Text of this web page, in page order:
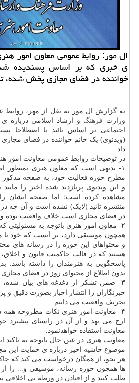
ال مور: روابط عمومی معاون امور
ی خبری که بر اساس پسندیده
خواننده در فضای مجازی پخش شده،
به گزارش ال مور به نقل از مهر، روابط
وزارت فرهنگ و ارشاد اسلامی درباره
اجتماعی بر اساس تائید یا اصطلاحا
(ویدئوی) یک خانم خواننده در فضای
داد.
در توضیحات روابط عمومی معاونت امور
۱- بدیهی است که معاون هنری بمنظور
مطرح حوزه فعالیت خود، به صفحه
و این ویدیوی پربازدید شده اخیر را مانند
مشاهده کرده است؛ اما صفحه ایشان را
منتشره تائید (لایک) نشده است و آن چه در
در فضای مجازی است خلاف واقعیت بوده
۲- معاون امور هنری باتوجه به مسئولیتی
همچون موسیقی دارد، بر آنست که خود یا
و محتواهای این حوزه را در رسانه های
هستند که در قالب حاکمیت قانون و اخلاق،
پاسخگویی به هنرمندان را داشته باشد.
بدون اطلاع از محتوای روز در فضای
۳- ضمن تشکر از دغدغه های بیان
خبرنگاران را انتشار اخبار بصورت دقیق و
تحریف واقعیت می دانیم.
۴- معاونت امور هنری نکات مطروحه همه
ارج می نهد و از آن در راستای پیشبرد
معاونت استفاده خواهدنمود.
معاونت هنری در عین حال باتوجه به
موضوع حاشیه اخیر درباره ی حمایت این
هر نحو، از همگان درخواست می کند که
ها همچون حوزه رسانه، موسیقی و... را از
طلب کنند و از افتادن در ورطه بی اخلاقی